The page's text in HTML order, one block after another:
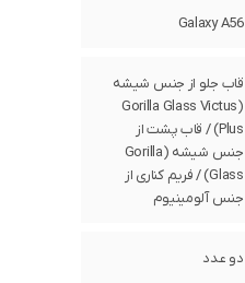
Galaxy A56
قاب جلو از جنس شیشه
(Gorilla Glass Victus
Plus) / قاب پشت از
جنس شیشه (Gorilla
Glass) / فریم کناری از
جنس آلومینیوم
دو عدد